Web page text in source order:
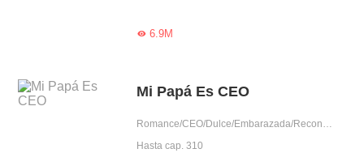
6.9M
Mi Papá Es CEO
Romance/CEO/Dulce/Embarazada/Reconciliación/Auto superación/Gentil/Lindo/Adorable
Hasta cap. 310